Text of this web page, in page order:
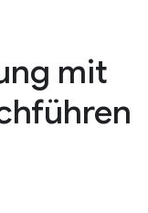
mit